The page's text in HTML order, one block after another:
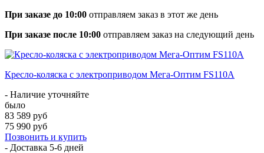
При заказе до 10:00 отправляем заказ в этот же день
При заказе после 10:00 отправляем заказ на следующий день
Кресло-коляска с электроприводом Мега-Оптим FS110A
- Наличие уточняйте
было
83 589 руб
75 990 руб
Позвонить и купить
- Доставка 5-6 дней